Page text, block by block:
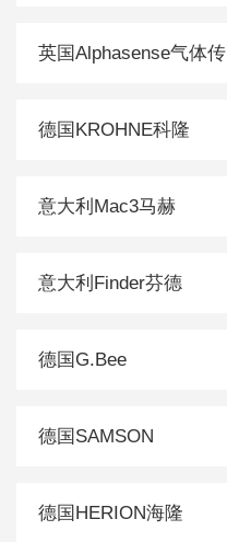
德国KROHNE科隆
意大利Mac3马赫
意大利Finder芬德
德国G.Bee
德国SAMSON
德国HERION海隆